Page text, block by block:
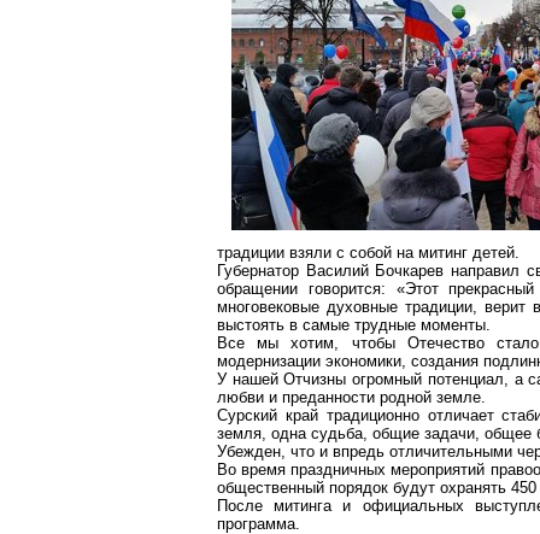
традиции взяли с собой на митинг детей.
Губернатор Василий Бочкарев направил
обращении говорится: «Этот
многовековые духовные традиции,
выстоять в самые трудные моменты.
Все мы хотим, чтобы Отечество
модернизации экономики, создания
У нашей Отчизны огромный потенциал, а
любви и преданности родной земле.
Сурский край традиционно отличает
земля, одна судьба, общие задачи, общее
Убежден, что и впредь отличительными
Во время праздничных мероприятий
общественный порядок будут охранять
После митинга и официальных
программа.